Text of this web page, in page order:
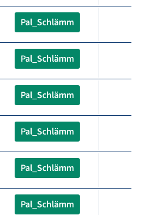
Pal_Schlämm
Pal_Schlämm
Pal_Schlämm
Pal_Schlämm
Pal_Schlämm
Pal_Schlämm